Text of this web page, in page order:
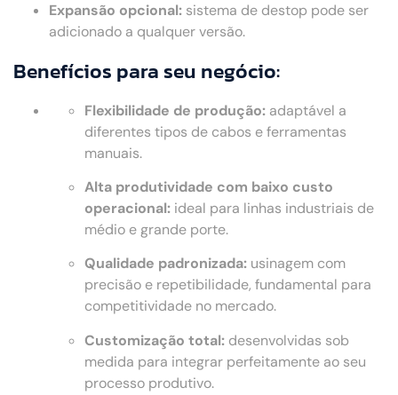
Expansão opcional: sistema de destop pode ser
adicionado a qualquer versão.
Benefícios para seu negócio:
Flexibilidade de produção: adaptável a
diferentes tipos de cabos e ferramentas
manuais.
Alta produtividade com baixo custo
operacional: ideal para linhas industriais de
médio e grande porte.
Qualidade padronizada: usinagem com
precisão e repetibilidade, fundamental para
competitividade no mercado.
Customização total: desenvolvidas sob
medida para integrar perfeitamente ao seu
processo produtivo.